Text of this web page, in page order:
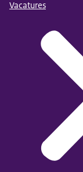
Vacatures